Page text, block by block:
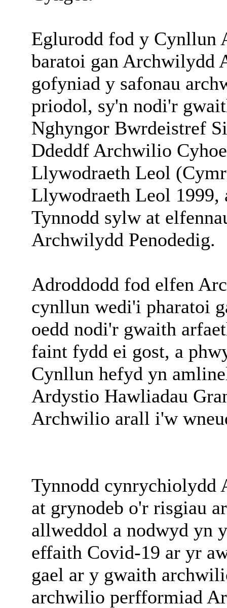
Eglurodd fod y
baratoi gan Archwilydd
gofyniad y safonau
priodol, sy'n nodi'r
Nghyngor Bwrdeistref
Ddeddf Archwilio
Llywodraeth Leol
Llywodraeth Leol
Tynnodd sylw at
Archwilydd Penodedig.
Adroddodd fod elfen
cynllun wedi'i pharatoi
oedd nodi'r gwaith
faint fydd ei gost, a
Cynllun hefyd yn
Ardystio Hawliadau
Archwilio arall i'w
Tynnodd
at grynodeb o'r risgiau
allweddol a nodwyd yn
effaith Covid-19 ar yr
gael ar y gwaith
archwilio perfformiad